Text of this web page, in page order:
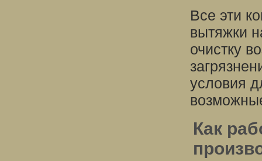
Все эти
вытяжки
очистку
условия
Как